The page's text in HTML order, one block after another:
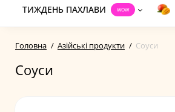
ТИЖДЕНЬ ПАХЛАВИ WOW
Головна Азійські продукти Соуси
Соуси